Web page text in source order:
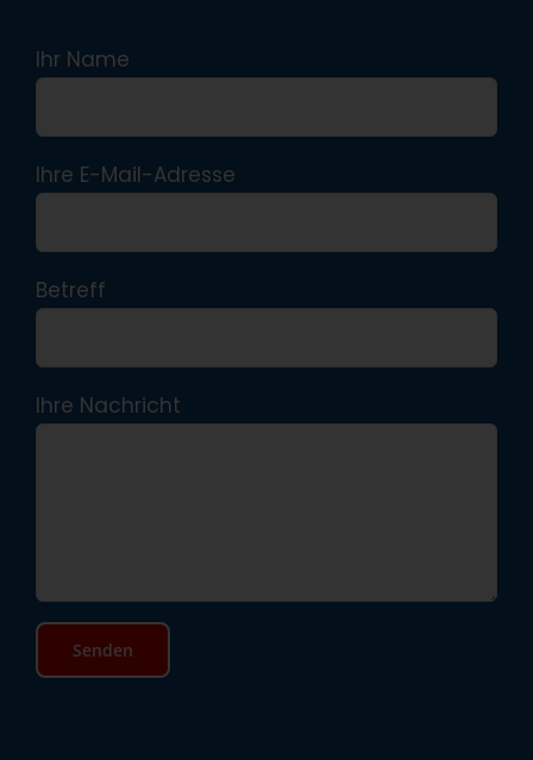
Ihr Name
Ihre E-Mail-Adresse
Betreff
Ihre Nachricht